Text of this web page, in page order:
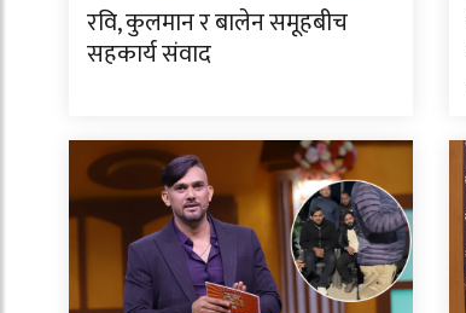
रवि, कुलमान र बालेन समूहबीच
सहकार्य संवाद